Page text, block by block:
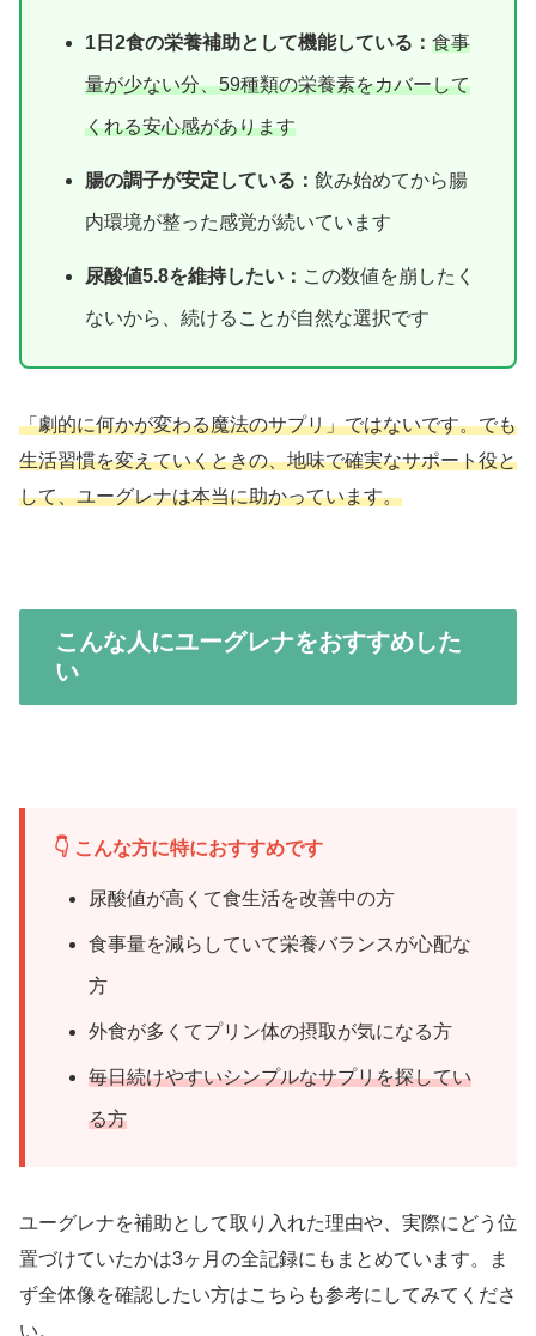
1日2食の栄養補助として機能している：食事
量が少ない分、59種類の栄養素をカバーして
くれる安心感があります
腸の調子が安定している：飲み始めてから腸
内環境が整った感覚が続いています
尿酸値5.8を維持したい： この数値を崩したく
ないから、続けることが自然な選択です
「劇的に何かが変わる魔法のサプリ」ではないです。でも
生活習慣を変えていくときの、地味で確実なサポート役と
して、ユーグレナは本当に助かっています。
こんな人にユーグレナをおすすめした
い
👇 こんな方に特におすすめです
尿酸値が高くて食生活を改善中の方
食事量を減らしていて栄養バランスが心配な
方
外食が多くてプリン体の摂取が気になる方
毎日続けやすいシンプルなサプリを探してい
る方
ユーグレナを補助として取り入れた理由や、実際にどう位
置づけていたかは3ヶ月の全記録にもまとめています。ま
ず全体像を確認したい方はこちらも参考にしてみてくださ
い。